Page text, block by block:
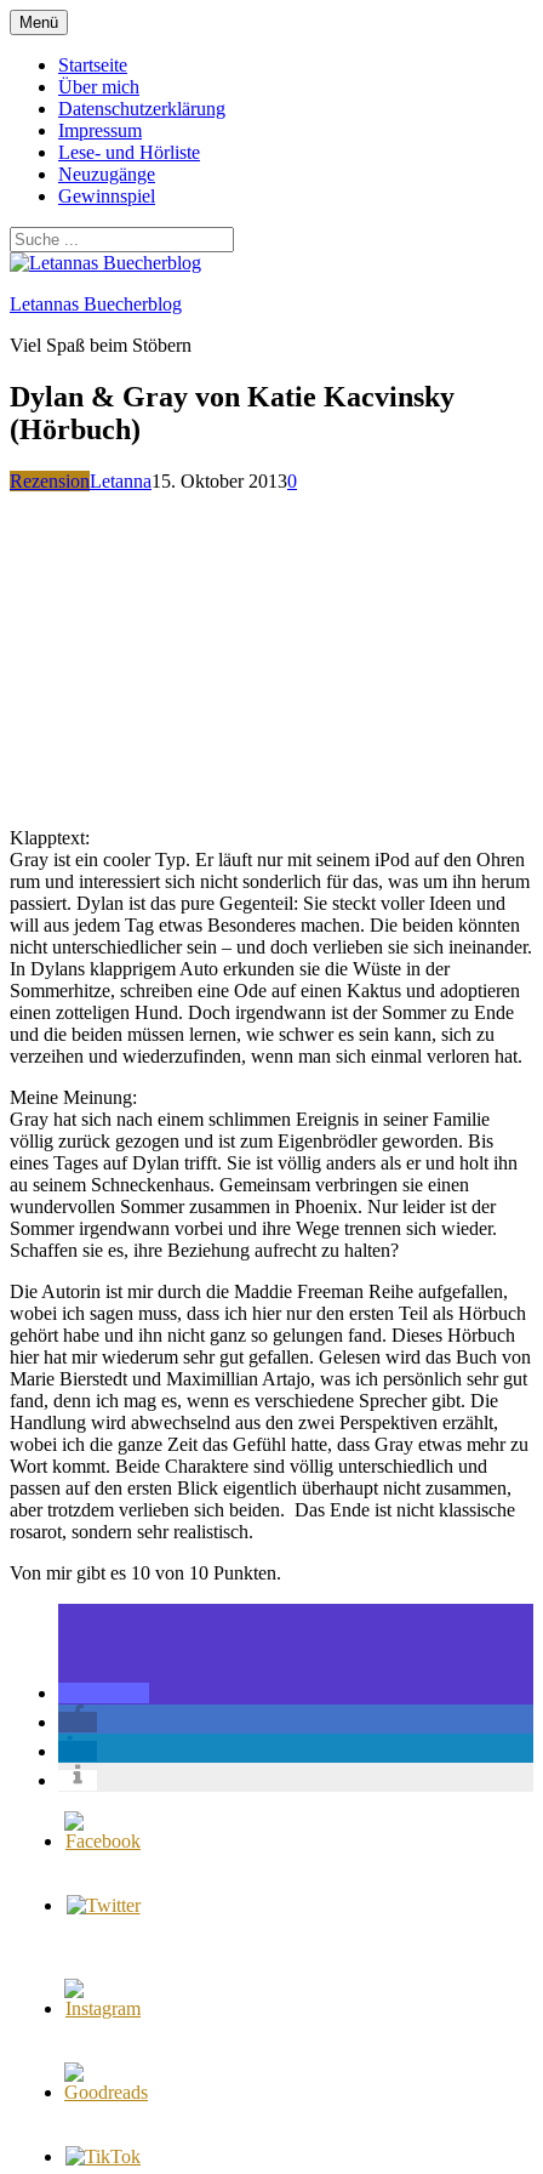
Zum
Inhalt
springen
Menü
Startseite
Über mich
Datenschutzerklärung
Impressum
Lese- und Hörliste
Neuzugänge
Gewinnspiel
Letannas Buecherblog
Viel Spaß beim Stöbern
Dylan & Gray von Katie Kacvinsky
(Hörbuch)
RezensionLetanna15. Oktober 20130
Klapptext:
Gray ist ein cooler Typ. Er läuft nur mit seinem iPod auf den Ohren
rum und interessiert sich nicht sonderlich für das, was um ihn herum
passiert. Dylan ist das pure Gegenteil: Sie steckt voller Ideen und
will aus jedem Tag etwas Besonderes machen. Die beiden könnten
nicht unterschiedlicher sein – und doch verlieben sie sich ineinander.
In Dylans klapprigem Auto erkunden sie die Wüste in der
Sommerhitze, schreiben eine Ode auf einen Kaktus und adoptieren
einen zotteligen Hund. Doch irgendwann ist der Sommer zu Ende
und die beiden müssen lernen, wie schwer es sein kann, sich zu
verzeihen und wiederzufinden, wenn man sich einmal verloren hat.
Meine Meinung:
Gray hat sich nach einem schlimmen Ereignis in seiner Familie
völlig zurück gezogen und ist zum Eigenbrödler geworden. Bis
eines Tages auf Dylan trifft. Sie ist völlig anders als er und holt ihn
au seinem Schneckenhaus. Gemeinsam verbringen sie einen
wundervollen Sommer zusammen in Phoenix. Nur leider ist der
Sommer irgendwann vorbei und ihre Wege trennen sich wieder.
Schaffen sie es, ihre Beziehung aufrecht zu halten?
Die Autorin ist mir durch die Maddie Freeman Reihe aufgefallen,
wobei ich sagen muss, dass ich hier nur den ersten Teil als Hörbuch
gehört habe und ihn nicht ganz so gelungen fand. Dieses Hörbuch
hier hat mir wiederum sehr gut gefallen. Gelesen wird das Buch von
Marie Bierstedt und Maximillian Artajo, was ich persönlich sehr gut
fand, denn ich mag es, wenn es verschiedene Sprecher gibt. Die
Handlung wird abwechselnd aus den zwei Perspektiven erzählt,
wobei ich die ganze Zeit das Gefühl hatte, dass Gray etwas mehr zu
Wort kommt. Beide Charaktere sind völlig unterschiedlich und
passen auf den ersten Blick eigentlich überhaupt nicht zusammen,
aber trotzdem verlieben sich beiden. Das Ende ist nicht klassische
rosarot, sondern sehr realistisch.
Von mir gibt es 10 von 10 Punkten.